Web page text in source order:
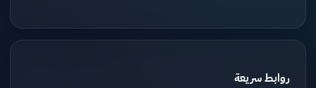
روابط سريعة